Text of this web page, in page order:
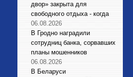
двор» закрыта для
свободного отдыха - когда
06.08.2026
В Гродно наградили
сотрудниц банка, сорвавших
планы мошенников
06.08.2026
В Беларуси